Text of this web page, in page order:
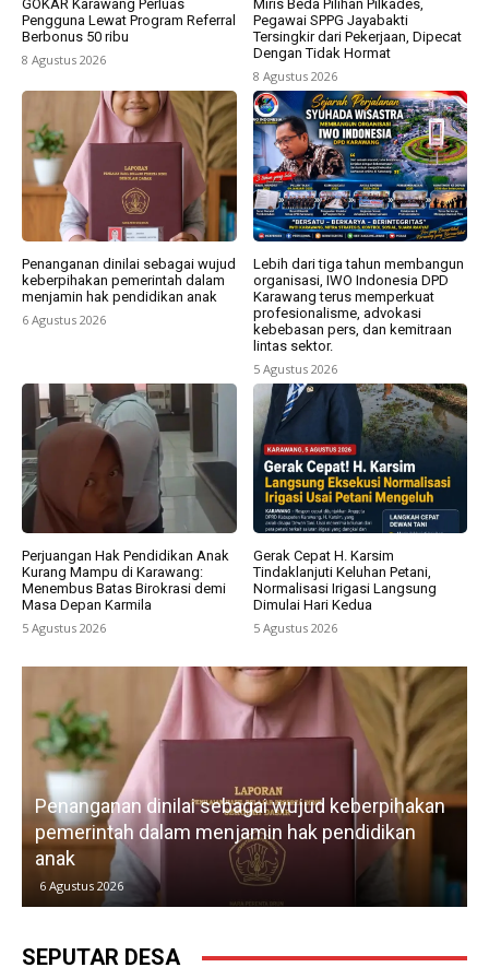
GOKAR Karawang Perluas
Pengguna Lewat Program Referral
Berbonus 50 ribu
8 Agustus 2026
Miris Beda Pilihan Pilkades,
Pegawai SPPG Jayabakti
Tersingkir dari Pekerjaan, Dipecat
Dengan Tidak Hormat
8 Agustus 2026
Penanganan dinilai sebagai wujud
keberpihakan pemerintah dalam
menjamin hak pendidikan anak
6 Agustus 2026
Lebih dari tiga tahun membangun
organisasi, IWO Indonesia DPD
Karawang terus memperkuat
profesionalisme, advokasi
kebebasan pers, dan kemitraan
lintas sektor.
5 Agustus 2026
Perjuangan Hak Pendidikan Anak
Kurang Mampu di Karawang:
Menembus Batas Birokrasi demi
Masa Depan Karmila
5 Agustus 2026
Gerak Cepat H. Karsim
Tindaklanjuti Keluhan Petani,
Normalisasi Irigasi Langsung
Dimulai Hari Kedua
5 Agustus 2026
Penanganan dinilai sebagai wujud keberpihakan
pemerintah dalam menjamin hak pendidikan
anak
6 Agustus 2026
SEPUTAR DESA